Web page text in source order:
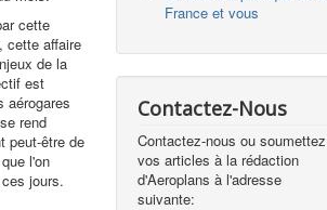
cette
cette affaire
de la
est
aérogares
rend
peut-être de
l'on
jours.
France et vous
Contactez-Nous
Contactez-nous ou soumettez
vos articles à la rédaction
d'Aeroplans à l'adresse
suivante: